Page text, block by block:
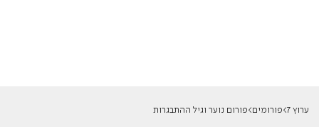
ערוץ 7 פורומים פורום נוער וגיל ההתבגרות